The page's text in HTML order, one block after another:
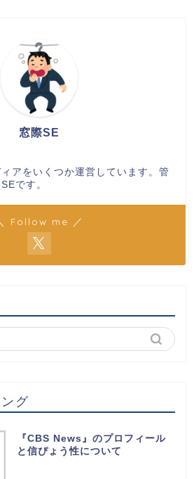
窓際SE
アをいくつか運営しています。管
です。
Follow me ／
グ
『CBS News』のプロフィール
と信ぴょう性について